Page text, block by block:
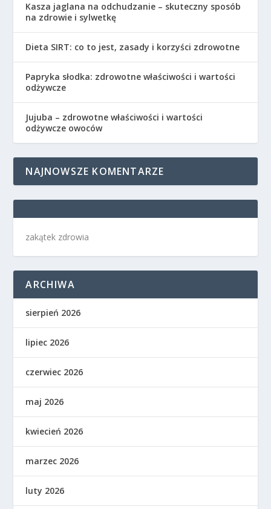
Kasza jaglana na odchudzanie – skuteczny sposób
na zdrowie i sylwetkę
Dieta SIRT: co to jest, zasady i korzyści zdrowotne
Papryka słodka: zdrowotne właściwości i wartości
odżywcze
Jujuba – zdrowotne właściwości i wartości
odżywcze owoców
NAJNOWSZE KOMENTARZE
zakątek zdrowia
ARCHIWA
sierpień 2026
lipiec 2026
czerwiec 2026
maj 2026
kwiecień 2026
marzec 2026
luty 2026